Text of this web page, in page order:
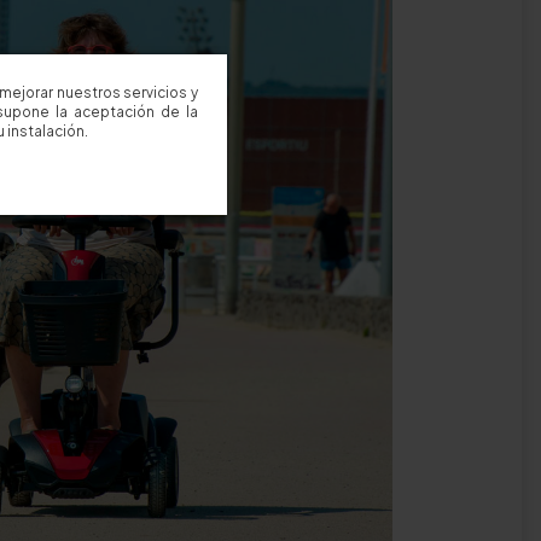
nuestros servicios y
la aceptación de la
instalación.